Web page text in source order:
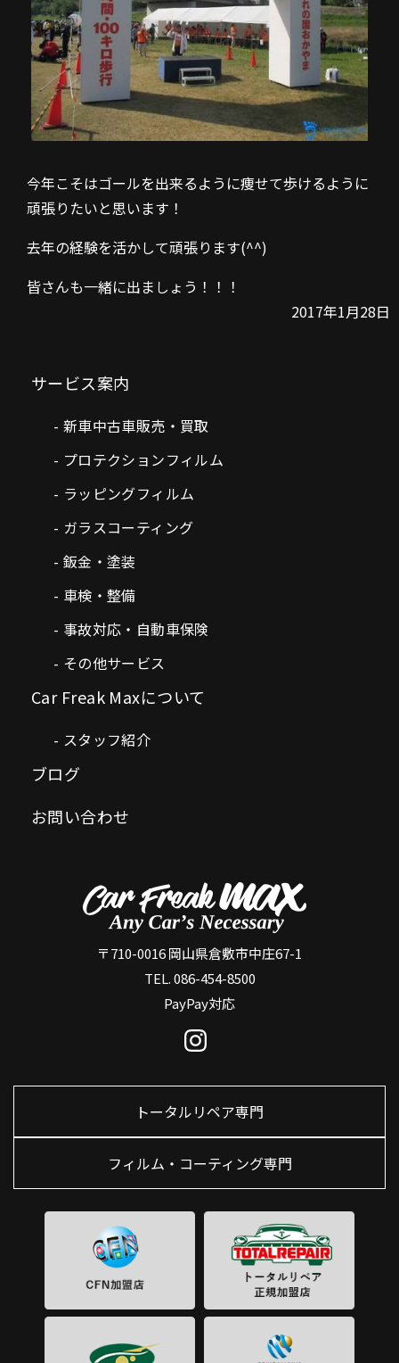
今年こそはゴールを出来るように痩せて歩けるように
頑張りたいと思います！
去年の経験を活かして頑張ります(^^)
皆さんも一緒に出ましょう！！！
2017年1月28日
サービス案内
新車中古車販売・買取
プロテクションフィルム
ラッピングフィルム
ガラスコーティング
鈑金・塗装
車検・整備
事故対応・自動車保険
その他サービス
Car Freak Maxについて
スタッフ紹介
ブログ
お問い合わせ
〒710-0016 岡山県倉敷市中庄67-1
TEL. 086-454-8500
PayPay対応
トータルリペア専門
フィルム・コーティング専門